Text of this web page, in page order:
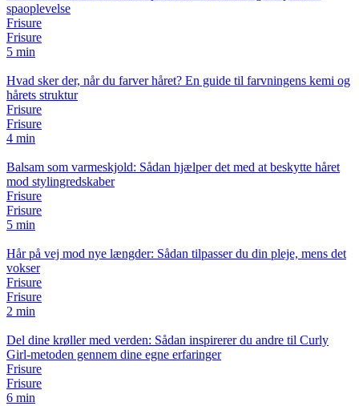
spaoplevelse
Frisure
Frisure
5 min
Hvad sker der, når du farver håret? En guide til farvningens kemi og
hårets struktur
Frisure
Frisure
4 min
Balsam som varmeskjold: Sådan hjælper det med at beskytte håret
mod stylingredskaber
Frisure
Frisure
5 min
Hår på vej mod nye længder: Sådan tilpasser du din pleje, mens det
vokser
Frisure
Frisure
2 min
Del dine krøller med verden: Sådan inspirerer du andre til Curly
Girl-metoden gennem dine egne erfaringer
Frisure
Frisure
6 min